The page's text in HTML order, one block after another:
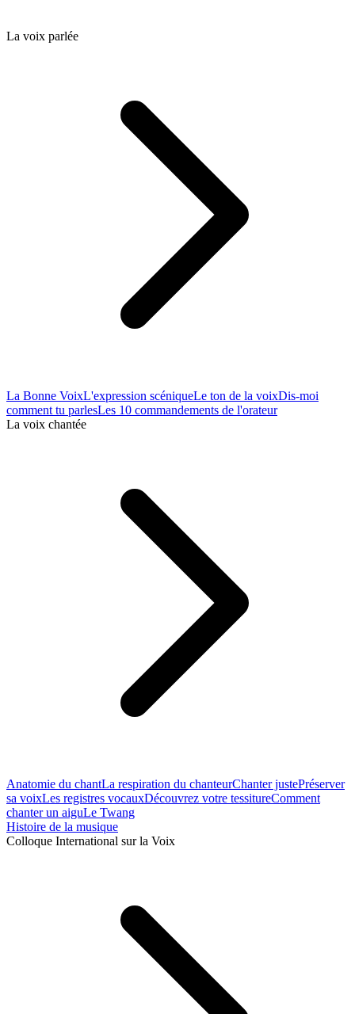
La voix parlée
La Bonne VoixL'expression scéniqueLe ton de la voixDis-moi
comment tu parlesLes 10 commandements de l'orateur
La voix chantée
Anatomie du chantLa respiration du chanteurChanter justePréserver
sa voixLes registres vocauxDécouvrez votre tessitureComment
chanter un aiguLe Twang
Histoire de la musique
Colloque International sur la Voix